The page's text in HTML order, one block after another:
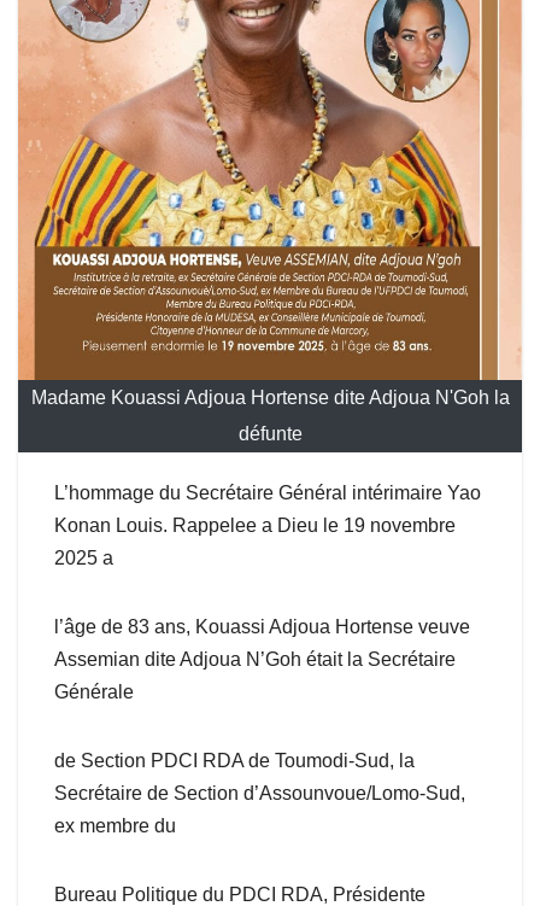
Madame Kouassi Adjoua Hortense dite Adjoua N'Goh la
défunte
L’hommage du Secrétaire Général intérimaire Yao
Konan Louis. Rappelee a Dieu le 19 novembre
2025 a
l’âge de 83 ans, Kouassi Adjoua Hortense veuve
Assemian dite Adjoua N’Goh était la Secrétaire
Générale
de Section PDCI RDA de Toumodi-Sud, la
Secrétaire de Section d’Assounvoue/Lomo-Sud,
ex membre du
Bureau Politique du PDCI RDA, Présidente